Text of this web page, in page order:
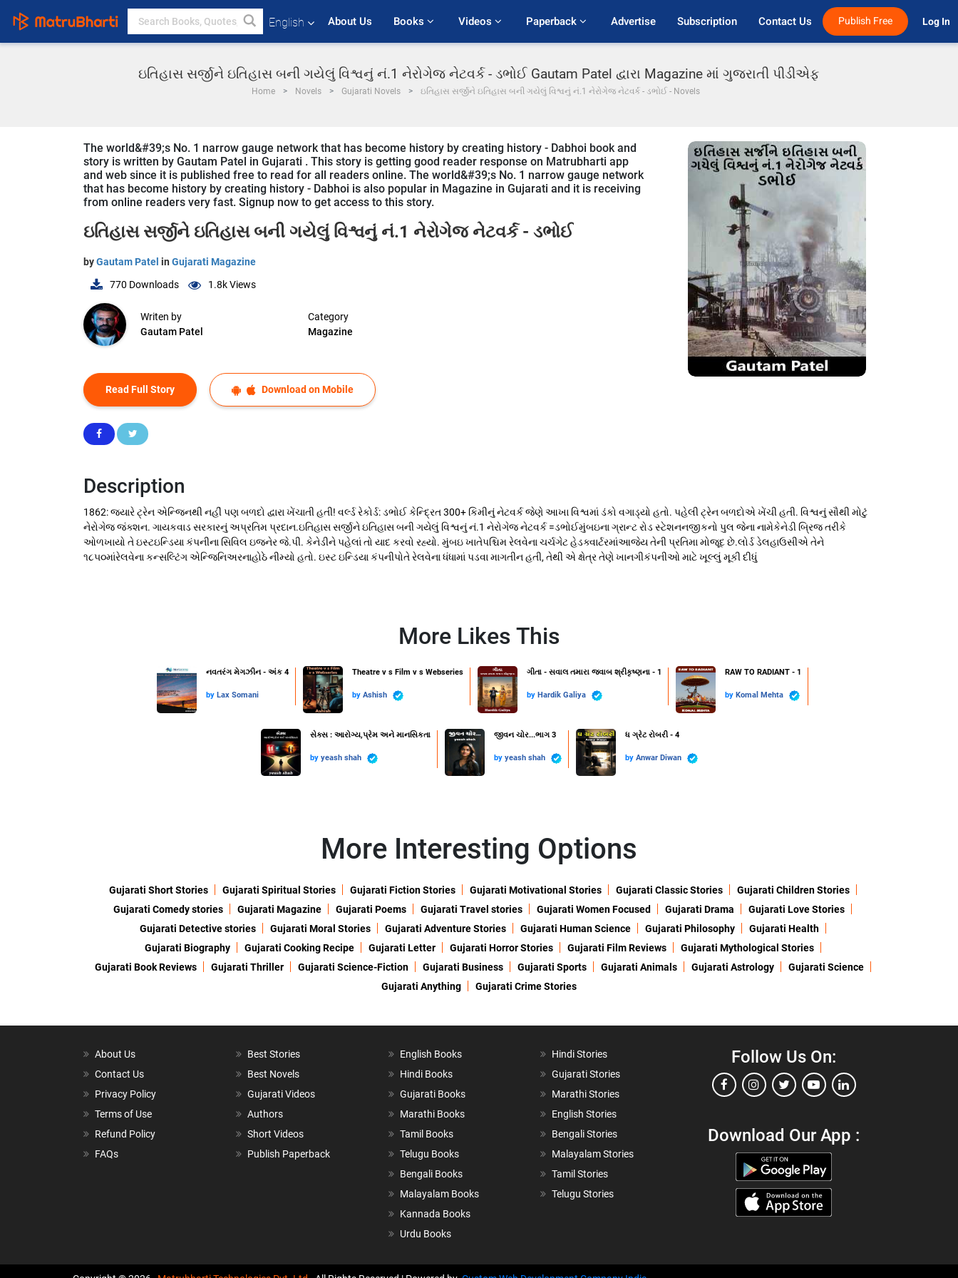
English About Us Books Videos Paperback Advertise Subscription Contact Us Publish Free Log In
ઇતિહાસ સર્જીને ઇતિહાસ બની ગયેલું વિશ્વનું નં.1 નેરોગેજ નેટવર્ક - ડભોઈ Gautam Patel દ્વારા Magazine માં ગુજરાતી પીડીએફ
Home Novels Gujarati Novels ઇતિહાસ સર્જીને ઇતિહાસ બની ગયેલું વિશ્વનું નં.1 નેરોગેજ નેટવર્ક - ડભોઈ - Novels
The world&#39;s No. 1 narrow gauge network that has become history by creating history - Dabhoi book and
story is written by Gautam Patel in Gujarati . This story is getting good reader response on Matrubharti app
and web since it is published free to read for all readers online. The world&#39;s No. 1 narrow gauge network
that has become history by creating history - Dabhoi is also popular in Magazine in Gujarati and it is receiving
from online readers very fast. Signup now to get access to this story.
ઇતિહાસ સર્જીને ઇતિહાસ બની ગયેલું વિશ્વનું નં.1 નેરોગેજ નેટવર્ક - ડભોઈ
byGautam Patel in Gujarati Magazine
770 Downloads 1.8kViews
Writen by
Gautam Patel
Category
Magazine
Read Full Story Download on Mobile
Description
1862: જ્યારે ટ્રેન એન્જિનથી નહીં પણ બળદો દ્વારા ખેંચાતી હતી! ​વર્લ્ડ રેકોર્ડ: ડભોઈ કેન્દ્રિત 300+ કિમીનું નેટવર્ક જેણે આખા વિશ્વમાં ડંકો વગાડ્યો હતો. પહેલી ટ્રેન બળદોએ ખેંચી હતી. વિશ્વનું સૌથી મોટું
નેરોગેજ જંક્શન. ગાયકવાડ સરકારનું અપ્રતિમ પ્રદાન.ઇતિહાસ સર્જીને ઇતિહાસ બની ગયેલું વિશ્વનું નં.1 નેરોગેજ નેટવર્ક =ડભોઈમુંબઇના ગ્રાન્ટ રોડ સ્ટેશનનજીકનો પુલ જેના નામેકેનેડી બ્રિજ તરીકે
ઓળખાયો તે ઇસ્ટઇન્ડિયા કંપનીના સિવિલ ઇજનેર જે.પી. કેનેડીને પહેલાં તો યાદ કરવો રહ્યો. મુંબઇ ખાતેપશ્ચિમ રેલવેના ચર્ચગેટ હેડક્વાર્ટરમાંઆજેય તેની પ્રતિમા મોજૂદ છે.લોર્ડ ડેલહાઉસીએ તેને
૧૮૫૦માંરેલવેના કન્સલ્ટિંગ એન્જિનિઅરનાહોઠે નીમ્યો હતો. ઇસ્ટ ઇન્ડિયા કંપનીપોતે રેલવેના ધંધામાં પડવા માગતીન હતી, તેથી એ ક્ષેત્ર તેણે ખાનગીકંપનીઓ માટે ખૂલ્લું મૂકી દીધું
More Likes This
નવતરંગ મેગઝીન - અંક 4
by Lax Somani
Theatre v s Film v s Webseries
by Ashish
ગીતા - સવાલ તમારા જવાબ શ્રીકૃષ્ણના - 1
by Hardik Galiya
RAW TO RADIANT - 1
by Komal Mehta
સેક્સ : આરોગ્ય,પ્રેમ અને માનસિકતા
by yeash shah
જીવન ચોર...ભાગ 3
by yeash shah
ધ ગ્રેટ રોબરી - 4
by Anwar Diwan
More Interesting Options
Gujarati Short Stories Gujarati Spiritual Stories Gujarati Fiction Stories Gujarati Motivational Stories Gujarati Classic Stories
Gujarati Children Stories
Gujarati Comedy stories
Gujarati Magazine Gujarati Poems Gujarati Travel stories Gujarati Women Focused Gujarati Drama
Gujarati Love Stories
Gujarati Detective stories
Gujarati Moral Stories Gujarati Adventure Stories Gujarati Human Science Gujarati Philosophy
Gujarati Health
Gujarati Biography
Gujarati Cooking Recipe Gujarati Letter Gujarati Horror Stories Gujarati Film Reviews
Gujarati Mythological Stories
Gujarati Book Reviews
Gujarati Thriller Gujarati Science-Fiction Gujarati Business Gujarati Sports Gujarati Animals Gujarati Astrology
Gujarati Science
Gujarati Anything
Gujarati Crime Stories
About Us
Contact Us
Privacy Policy
Terms of Use
Refund Policy
FAQs
Best Stories
Best Novels
Gujarati Videos
Authors
Short Videos
Publish Paperback
English Books
Hindi Books
Gujarati Books
Marathi Books
Tamil Books
Telugu Books
Bengali Books
Malayalam Books
Kannada Books
Urdu Books
Hindi Stories
Gujarati Stories
Marathi Stories
English Stories
Bengali Stories
Malayalam Stories
Tamil Stories
Telugu Stories
Follow Us On:
Download Our App :